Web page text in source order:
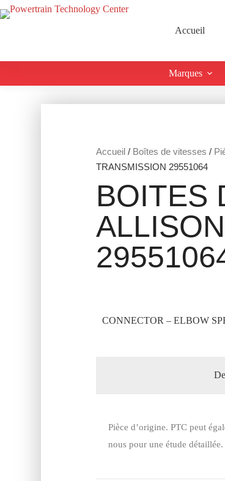
Accueil
Marques
Accueil / Boîtes de vitesses /
TRANSMISSION 29551064
BOITES
CONNECTOR – ELBOW
Pièce d’origine. PTC peut
nous pour une étude détaillée.